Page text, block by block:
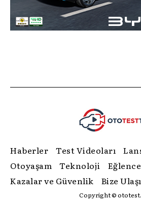
Haberler Test Videoları
Otoyaşam
Teknoloji
Eğlence
Kazalar ve Güvenlik
Bize
Copyright ©